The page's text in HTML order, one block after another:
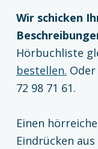
Wir schicken
Hörbuchliste
bestellen.
72 98 71 61.
Einen
Eindrücken